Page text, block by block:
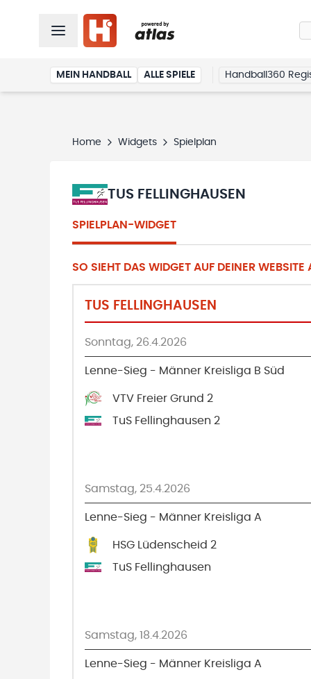
MEIN HANDBALL ALLE SPIELE Handball360
Home Widgets Spielplan
TUS FELLINGHAUSEN
SPIELPLAN-WIDGET
SO SIEHT DAS WIDGET AUF DEINER
TUS FELLINGHAUSEN
Sonntag, 26.4.2026
Lenne-Sieg - Männer Kreisliga B Süd
VTV Freier Grund 2
TuS Fellinghausen 2
Samstag, 25.4.2026
Lenne-Sieg - Männer Kreisliga A
HSG Lüdenscheid 2
TuS Fellinghausen
Samstag, 18.4.2026
Lenne-Sieg - Männer Kreisliga A